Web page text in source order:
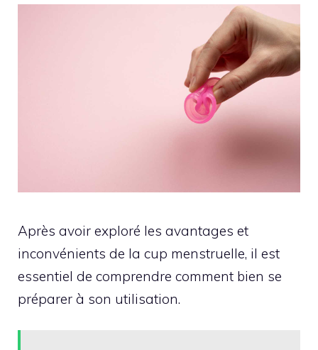
Après avoir exploré les avantages et
inconvénients de la cup menstruelle, il est
essentiel de comprendre comment bien se
préparer à son utilisation.